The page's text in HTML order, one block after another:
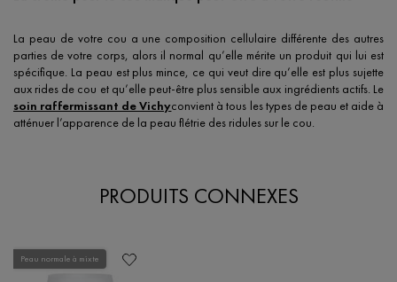
La peau de votre cou a une composition cellulaire différente des autres
parties de votre corps, alors il normal qu’elle mérite un produit qui lui est
spécifique. La peau est plus mince, ce qui veut dire qu’elle est plus sujette
aux rides de cou et qu’elle peut-être plus sensible aux ingrédients actifs. Le
soin raffermissant de Vichyconvient à tous les types de peau et aide à
atténuer l’apparence de la peau flétrie des ridules sur le cou.
PRODUITS CONNEXES
Peau normale à mixte